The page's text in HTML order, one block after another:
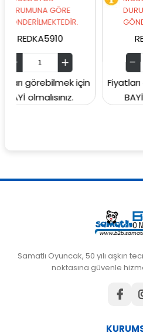
GÖRE
için
DURUMUNA
REDKA5914
Fiyatları
BAYİ
Samatlı Oyuncak, 50 yılı aşkın
noktasına güvenle